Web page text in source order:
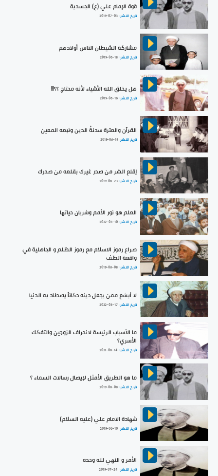
قوة الإمام علي (ع) الجسدية
تاريخ النشر :2019-07-03
مشاركة الشيطان الناس أولادهم
تاريخ النشر :2019-06-18
هل يخلق الله الأشياء لأنه محتاج ؟؟!!!
تاريخ النشر :2019-06-16
القرآن والعترة سدنةُ الدين ونبعه المعين
تاريخ النشر :2019-06-19
إقلع الشر من صدر غيرك بقلعه من صدرك
تاريخ النشر :2019-06-23
العلم هو نور الأمم وشريان حياتها
تاريخ النشر :2022-03-10
صراع رموز الاسلام مع رموز الظلم و الجاهلية في
واقعة الطف
تاريخ النشر :2019-06-08
لا أبشع ممن يجعل دينه دكاناً يصطاد به الدنيا
تاريخ النشر :2022-03-17
ما الأسباب الرئيسة لانحراف الزوجين والتفكك
الأسري؟
تاريخ النشر : 2021-06-14
ما هو الطريق الأمثل لإيصال رسالات السماء ؟
تاريخ النشر :2019-06-08
شهادة الامام علي (عليه السلام)
تاريخ النشر :2019-06-10
الأمر و النهي لله وحده
تاريخ النشر : 2019-07-24